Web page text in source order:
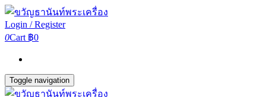
Login / Register
0Cart ฿0
Toggle navigation